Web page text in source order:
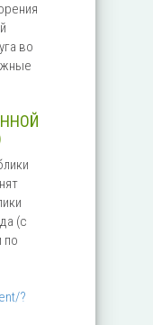
во
(с
по
?